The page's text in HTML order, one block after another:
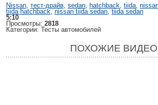
Nissan тест-драйв sedan hatchback tiida
tiida hatchback,nissan tiida sedan,tiida sedan
5:10
Просмотры: 2818
Категории: Тесты автомобилей
ПОХОЖИЕ ВИДЕО